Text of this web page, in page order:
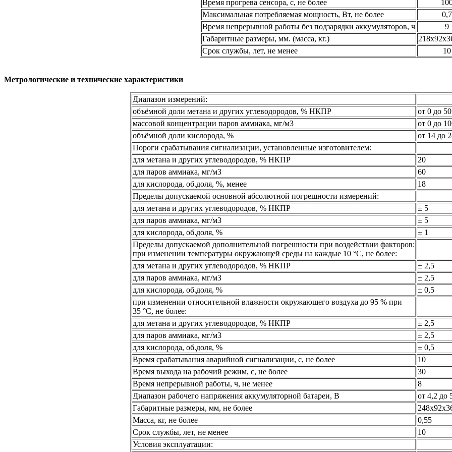
Время прогрева сенсора, с, не более
Максимальная потребляемая мощность, Вт, не более
0,7
Время непрерывной работы без подзарядки аккумуляторов, ч
9
Габаритные размеры, мм. (масса, кг.)
Срок службы, лет, не менее
10
Метрологические и технические характеристики
Диапазон измерений:
объёмной доли метана и других углеводородов, % НКПР
от 0 до 50
массовой концентрации паров аммиака, мг/м3
от 0 до
объёмной доли кислорода, %
от 14 до
Пороги срабатывания сигнализации, установленные изготовителем:
для метана и других углеводородов, % НКПР
20
для паров аммиака, мг/м3
60
для кислорода, об.доля, %, менее
18
Пределы допускаемой основной абсолютной погрешности измерений:
для метана и других углеводородов, % НКПР
± 5
для паров аммиака, мг/м3
± 5
для кислорода, об.доля, %
± 1
Пределы допускаемой дополнительной погрешности при воздействии факторов:
при изменении температуры окружающей среды на каждые 10 °С, не более:
для метана и других углеводородов, % НКПР
± 2,5
для паров аммиака, мг/м3
± 2,5
для кислорода, об.доля, %
± 0,5
при изменении относительной влажности окружающего воздуха до 95 % при
35 °С, не более:
для метана и других углеводородов, % НКПР
± 2,5
для паров аммиака, мг/м3
± 2,5
для кислорода, об.доля, %
± 0,5
Время срабатывания аварийной сигнализации, с, не более
10
Время выхода на рабочий режим, с, не более
30
Время непрерывной работы, ч, не менее
8
Диапазон рабочего напряжения аккумуляторной батареи, В
от 4,2 до
Габаритные размеры, мм, не более
Масса, кг, не более
0,55
Срок службы, лет, не менее
10
Условия эксплуатации: